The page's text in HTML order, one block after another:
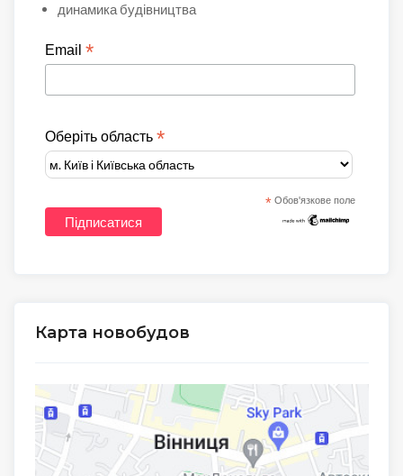
динамика будівництва
Email *
Оберіть область *
* Обов'язкове поле
Карта новобудов